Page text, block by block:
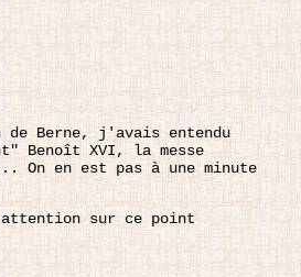
de Berne, j'avais entendu
Benoît XVI, la messe
On en est pas à une minute
attention sur ce point